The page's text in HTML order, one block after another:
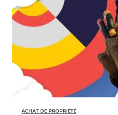
ACHAT DE PROPRIÉTÉ